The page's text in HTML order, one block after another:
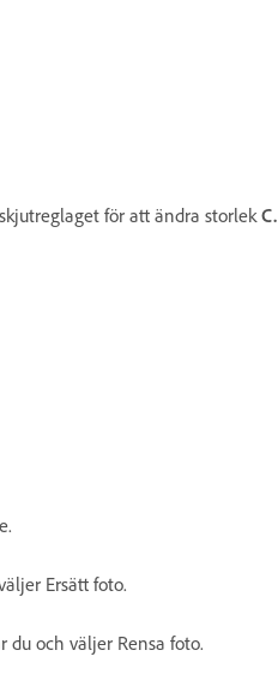
för att ändra storlekC.
Ersätt foto.
och väljer Rensa foto.